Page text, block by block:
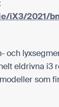
iX3/2021/
och
eldrivna i3
som